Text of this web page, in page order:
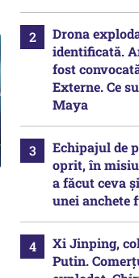
Drona
identificată.
fost
Externe. Ce
Maya
Echipajul de
oprit, în
a făcut ceva
unei anchete
Xi Jinping,
Putin.